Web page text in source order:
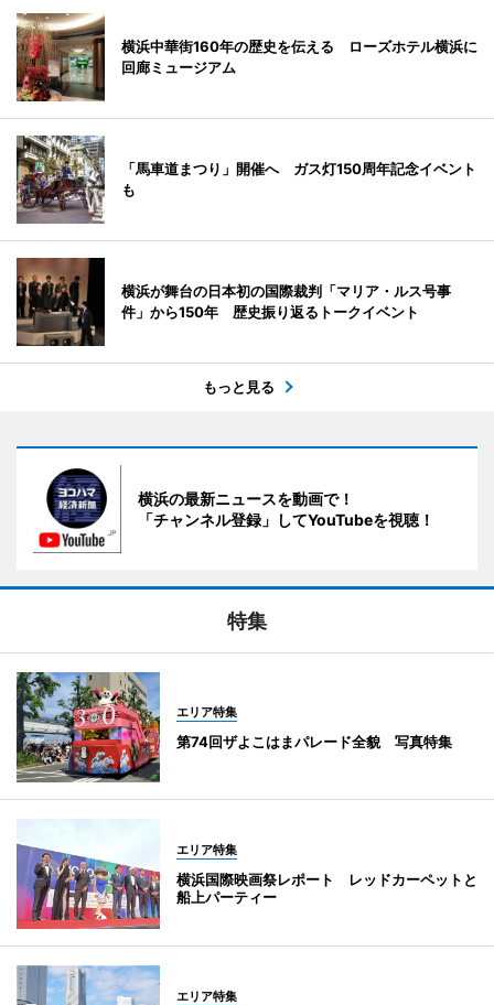
横浜中華街160年の歴史を伝える ローズホテル横浜に
回廊ミュージアム
「馬車道まつり」開催へ ガス灯150周年記念イベント
も
横浜が舞台の日本初の国際裁判「マリア・ルス号事
件」から150年 歴史振り返るトークイベント
もっと見る
横浜の最新ニュースを動画で！
「チャンネル登録」してYouTubeを視聴！
特集
エリア特集
第74回ザよこはまパレード全貌 写真特集
エリア特集
横浜国際映画祭レポート レッドカーペットと
船上パーティー
エリア特集